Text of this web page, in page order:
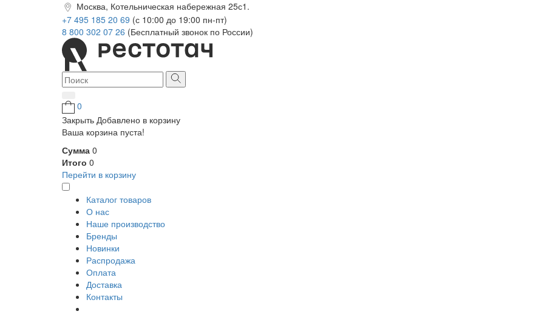
Москва, Котельническая набережная 25с1.
+7 495 185 20 69 (с 10:00 до 19:00 пн-пт)
8 800 302 07 26 (Бесплатный звонок по России)
0
Закрыть Добавлено в корзину
Ваша корзина пуста!
Сумма 0
Итого 0
Перейти в корзину
Каталог товаров
О нас
Наше производство
Бренды
Новинки
Распродажа
Оплата
Доставка
Контакты